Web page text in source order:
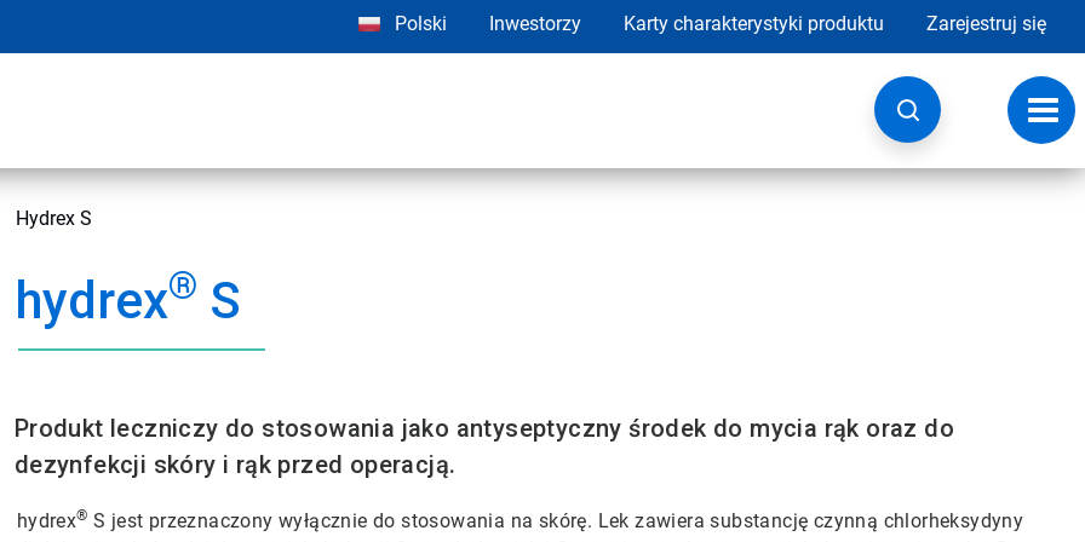
Polski Inwestorzy Karty charakterystyki produktu Zarejestruj się
Hydrex S
hydrex® S
Produkt leczniczy do stosowania jako antyseptyczny środek do mycia rąk oraz do
dezynfekcji skóry i rąk przed operacją.
hydrex® S jest przeznaczony wyłącznie do stosowania na skórę. Lek zawiera substancję czynną chlorheksydyny